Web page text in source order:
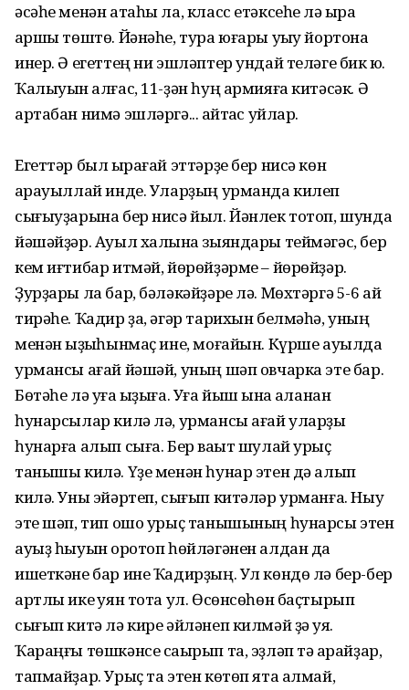
әсәһе менән атаһы ла, класс етәксеһе лә ҡырҡа
ҡаршы төштө. Йәнәһе, тура юғары уҡыу йортона
инер. Ә егеттең ни эшләптер ундай теләге бик юҡ.
Ҡалыуын ҡалғас, 11-ҙән һуң армияға китәсәк. Ә
артабан нимә эшләргә... ҡайтҡас уйлар.
Егеттәр был ҡырағай эттәрҙе бер нисә көн
ҡарауыллай инде. Уларҙың урманда килеп
сығыуҙарына бер нисә йыл. Йәнлек тотоп, шунда
йәшәйҙәр. Ауыл халҡына зыяндары теймәгәс, бер
кем иғтибар итмәй, йөрөйҙәрме – йөрөйҙәр.
Ҙурҙары ла бар, бәләкәйҙәре лә. Мөхтәргә 5-6 ай
тирәһе. Ҡадир ҙа, әгәр тарихын белмәһә, уның
менән ҡыҙыҡһынмаҫ ине, моғайын. Күрше ауылда
урмансы ағай йәшәй, уның шәп овчарка эте бар.
Бөтәһе лә уға ҡыҙыға. Уға йыш ҡына ҡаланан
һунарсылар килә лә, урмансы ағай уларҙы
һунарға алып сыға. Бер ваҡыт шулай урыҫ
танышы килә. Үҙе менән һунар этен дә алып
килә. Уны эйәртеп, сығып китәләр урманға. Ныу
эте шәп, тип ошо урыҫ танышының һунарсы этен
ауыҙ һыуын ҡоротоп һөйләгәнен алдан да
ишеткәне бар ине Ҡадирҙың. Ул көндө лә бер-бер
артлы ике ҡуян тота ул. Өсөнсөһөн баҫтырып
сығып китә лә кире әйләнеп килмәй ҙә ҡуя.
Ҡараңғы төшкәнсе саҡырып та, эҙләп тә ҡарайҙар,
тапмайҙар. Урыҫ та этен көтөп ята алмай,